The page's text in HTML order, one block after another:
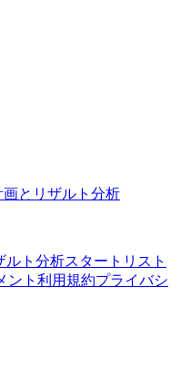
とリザルト分析
ルト分析スタートリスト
ント 利用規約プライバシ